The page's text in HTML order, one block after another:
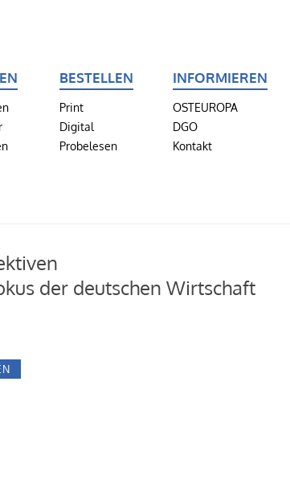
BESTELLEN
Print
Digital
Probelesen
INFORMIEREN
OSTEUROPA
DGO
Kontakt
der deutschen Wirtschaft